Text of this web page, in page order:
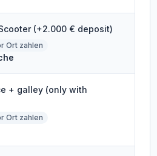
(+2.000 € deposit)
Ort zahlen
+ galley (only with
Ort zahlen